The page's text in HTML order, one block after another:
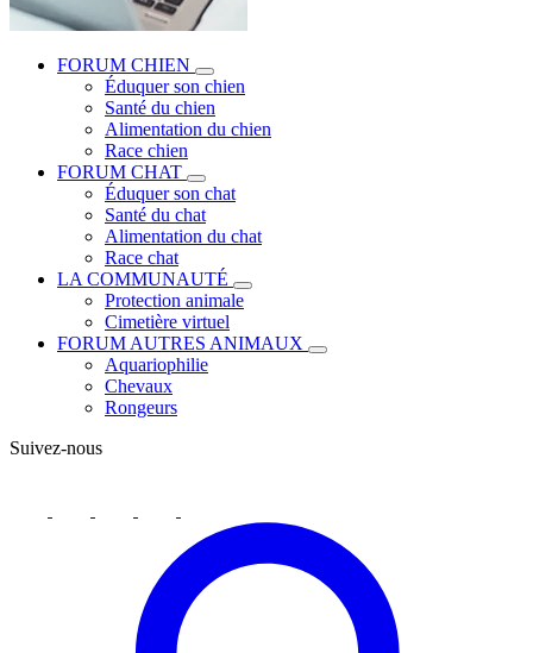
FORUM CHIEN
Éduquer son chien
Santé du chien
Alimentation du chien
Race chien
FORUM CHAT
Éduquer son chat
Santé du chat
Alimentation du chat
Race chat
LA COMMUNAUTÉ
Protection animale
Cimetière virtuel
FORUM AUTRES ANIMAUX
Aquariophilie
Chevaux
Rongeurs
Suivez-nous